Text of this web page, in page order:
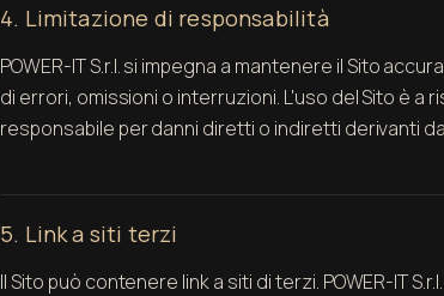
4. Limitazione di responsabilità
POWER-IT S.r.l. si impegna a mantenere il Sito
di errori, omissioni o interruzioni. L'uso del Sito è a
responsabile per danni diretti o indiretti derivanti
5. Link a siti terzi
Il Sito può contenere link a siti di terzi. POWER-IT